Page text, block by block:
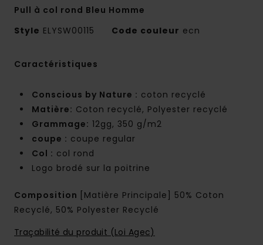
Pull à col rond Bleu Homme
Style ELYSW00115 Code couleur ecn
Caractéristiques
Conscious by Nature : coton recyclé
Matière: Coton recyclé, Polyester recyclé
Grammage: 12gg, 350 g/m2
coupe : coupe regular
Col : col rond
Logo brodé sur la poitrine
Composition
[Matière Principale] 50% Coton
Recyclé, 50% Polyester Recyclé
Traçabilité du produit (Loi Agec)